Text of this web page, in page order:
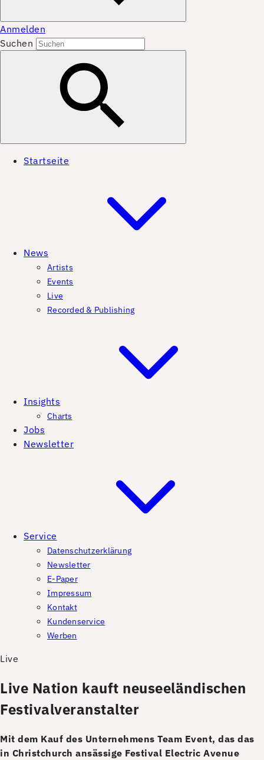
Anmelden
Suchen
Startseite
News
Artists
Events
Live
Recorded & Publishing
Insights
Charts
Jobs
Newsletter
Service
Datenschutzerklärung
Newsletter
E-Paper
Impressum
Kontakt
Kundenservice
Werben
Live
Live Nation kauft neuseeländischen
Festivalveranstalter
Mit dem Kauf des Unternehmens Team Event, das das
in Christchurch ansässige Festival Electric Avenue